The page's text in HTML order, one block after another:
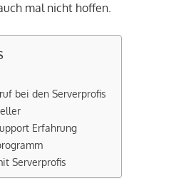
mal nicht hoffen.
bei den Serverprofis
Erfahrung
Serverprofis